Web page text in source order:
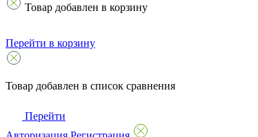
Товар добавлен в корзину
Перейти в корзину
Товар добавлен в список сравнения
Перейти